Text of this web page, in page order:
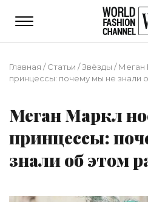
Главная /Статьи /Звёзды /Меган
принцессы: почему мы не знали
Меган Маркл
принцессы:
знали об этом